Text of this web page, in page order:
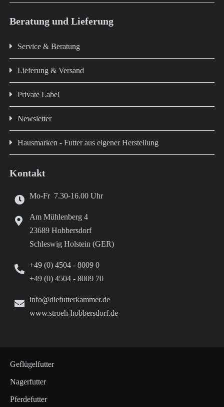
Beratung und Lieferung
Service & Beratung
Lieferung & Versand
Private Label
Newsletter
Hausmarken - Futter aus eigener Herstellung
Kontakt
Mo-Fr 7.30-16.00 Uhr
Am Mühlenberg 4
23689 Hobbersdorf
Schleswig Holstein (GER)
+49 (0) 4504 - 8009 0
+49 (0) 4504 - 8009 70
info@diefutterkammer.de
www.stroeh-hobbersdorf.de
Geflügelfutter
Nagerfutter
Pferdefutter